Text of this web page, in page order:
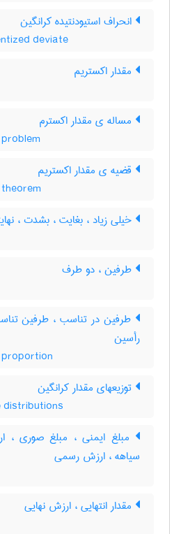
انحراف استیودنتیده کرانگین
deviate
مقدار اکستریم
مساله ی مقدار اکسترم
قضیه ی مقدار اکستریم
خیلی زیاد ، بغایت ، بشدت ،
طرفین ، دو طرف
طرفین در تناسب ، طرفین
رأسین
توزیعهای مقدار کرانگین
مبلغ ایمنی ، مبلغ صوری
سیاهه ، ارزش رسمی
مقدار انتهایی ، ارزش نهایی